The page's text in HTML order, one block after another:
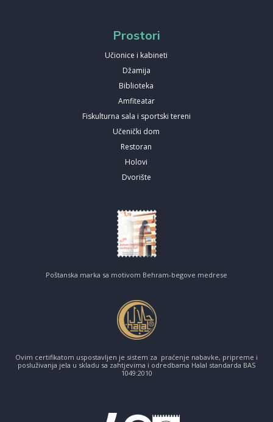
Prostori
Učionice i kabineti
Džamija
Biblioteka
Amfiteatar
Fiskulturna sala i sportski tereni
Učenički dom
Restoran
Holovi
Dvorište
Poštanska marka sa motivom Behram-begove medrese
Ovim certifikatom uspostavljen je sistem za praćenje nabavke, pripreme i
posluživanja jela u skladu sa zahtjevima i odredbama Halal standarda BAS
1049:2010